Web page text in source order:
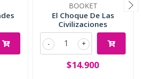
BOOKET
El Choque De Las
Civilizaciones
+
-
$14.900